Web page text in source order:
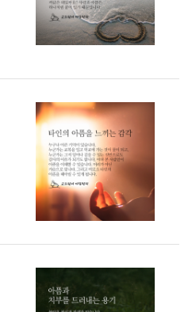
9/24~9/26
10/9~10/10
내면혁명워